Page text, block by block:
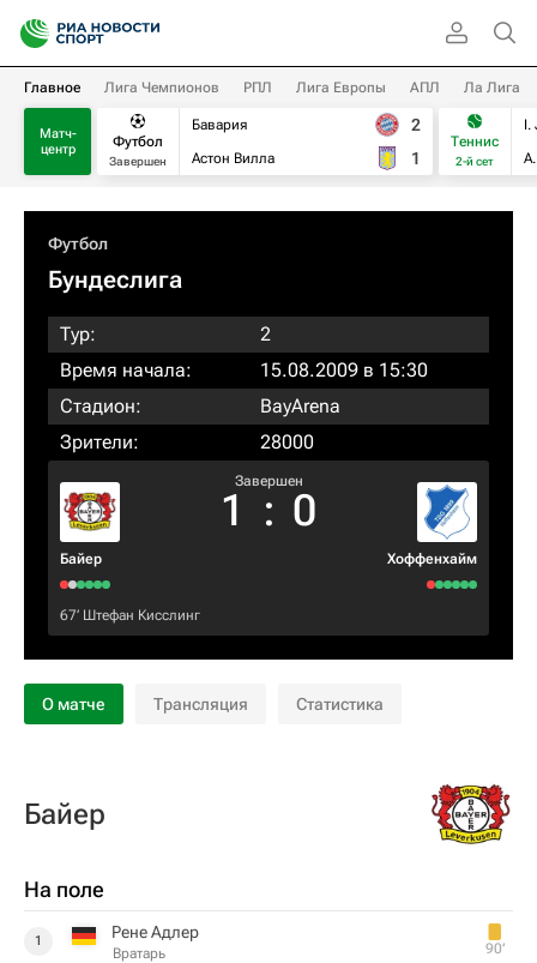
Главное Лига Чемпионов РПЛ Лига Европы АПЛ Ла Лига
Матч-
центр
Футбол
Завершен
Бавария
Астон Вилла
2
1
Теннис
2-й сет
I.
Футбол
Бундеслига
Тур:
2
Время начала:
15.08.2009 в 15:30
Стадион:
BayArena
Зрители:
28000
Байер
Завершен
1 : 0
Хоффенхайм
67‎’‎ Штефан Кисслинг
О матче Трансляция Статистика
Байер
На поле
1 Рене Адлер
Вратарь 90‎’‎